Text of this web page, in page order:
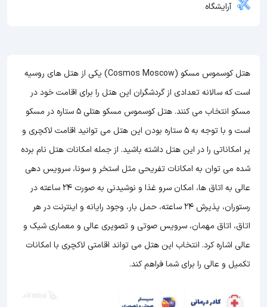
آرایشگاه
هتل کوسموس مسکو (Cosmos Moscow) یکی از هتل های روسیه
است که سالانه تعدادی از گردشگران این هتل را برای اقامت خود در
مسکو انتخاب می کنند. هتل کوسموس مسکو هتلی 5 ستاره در مسکو
است و با توجه به 5 ستاره بودن این هتل
می توانید اقامت لاکچری و
پر امکاناتی را در این هتل داشته باشید. از جمله امکانات هتل نام برده
شده می توان به امکانات تفریحی مثل استخر و سونا، سرویس دهی
عالی به اتاق ها، امکان سرو غذا و نوشیدنی به صورت 24 ساعته در
رستوران، پذیرش 24 ساعته، حمل بار، وجود رایانه و اینترنت در هر
اتاق، اتاق مهمان، سرویس صوتی و تصویری عالی و معماری شیک و
عالی اشاره کرد. انتخاب این هتل می تواند اقامتی لاکچری با امکانات
تکمیل و عالی را برای شما فراهم کند.